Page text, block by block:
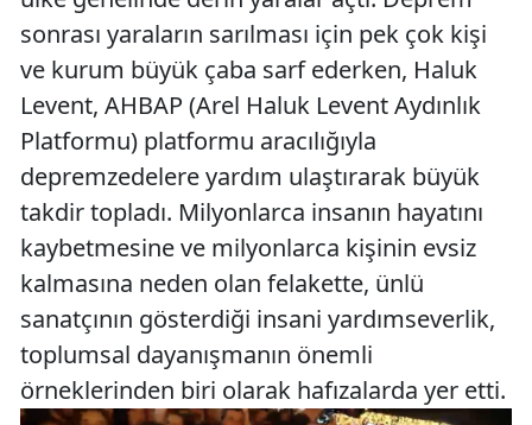
sonrası yaraların sarılması için pek çok kişi
ve kurum büyük çaba sarf ederken, Haluk
Levent, AHBAP (Arel Haluk Levent Aydınlık
Platformu) platformu aracılığıyla
depremzedelere yardım ulaştırarak büyük
takdir topladı. Milyonlarca insanın hayatını
kaybetmesine ve milyonlarca kişinin evsiz
kalmasına neden olan felakette, ünlü
sanatçının gösterdiği insani yardımseverlik,
toplumsal dayanışmanın önemli
örneklerinden biri olarak hafızalarda yer etti.